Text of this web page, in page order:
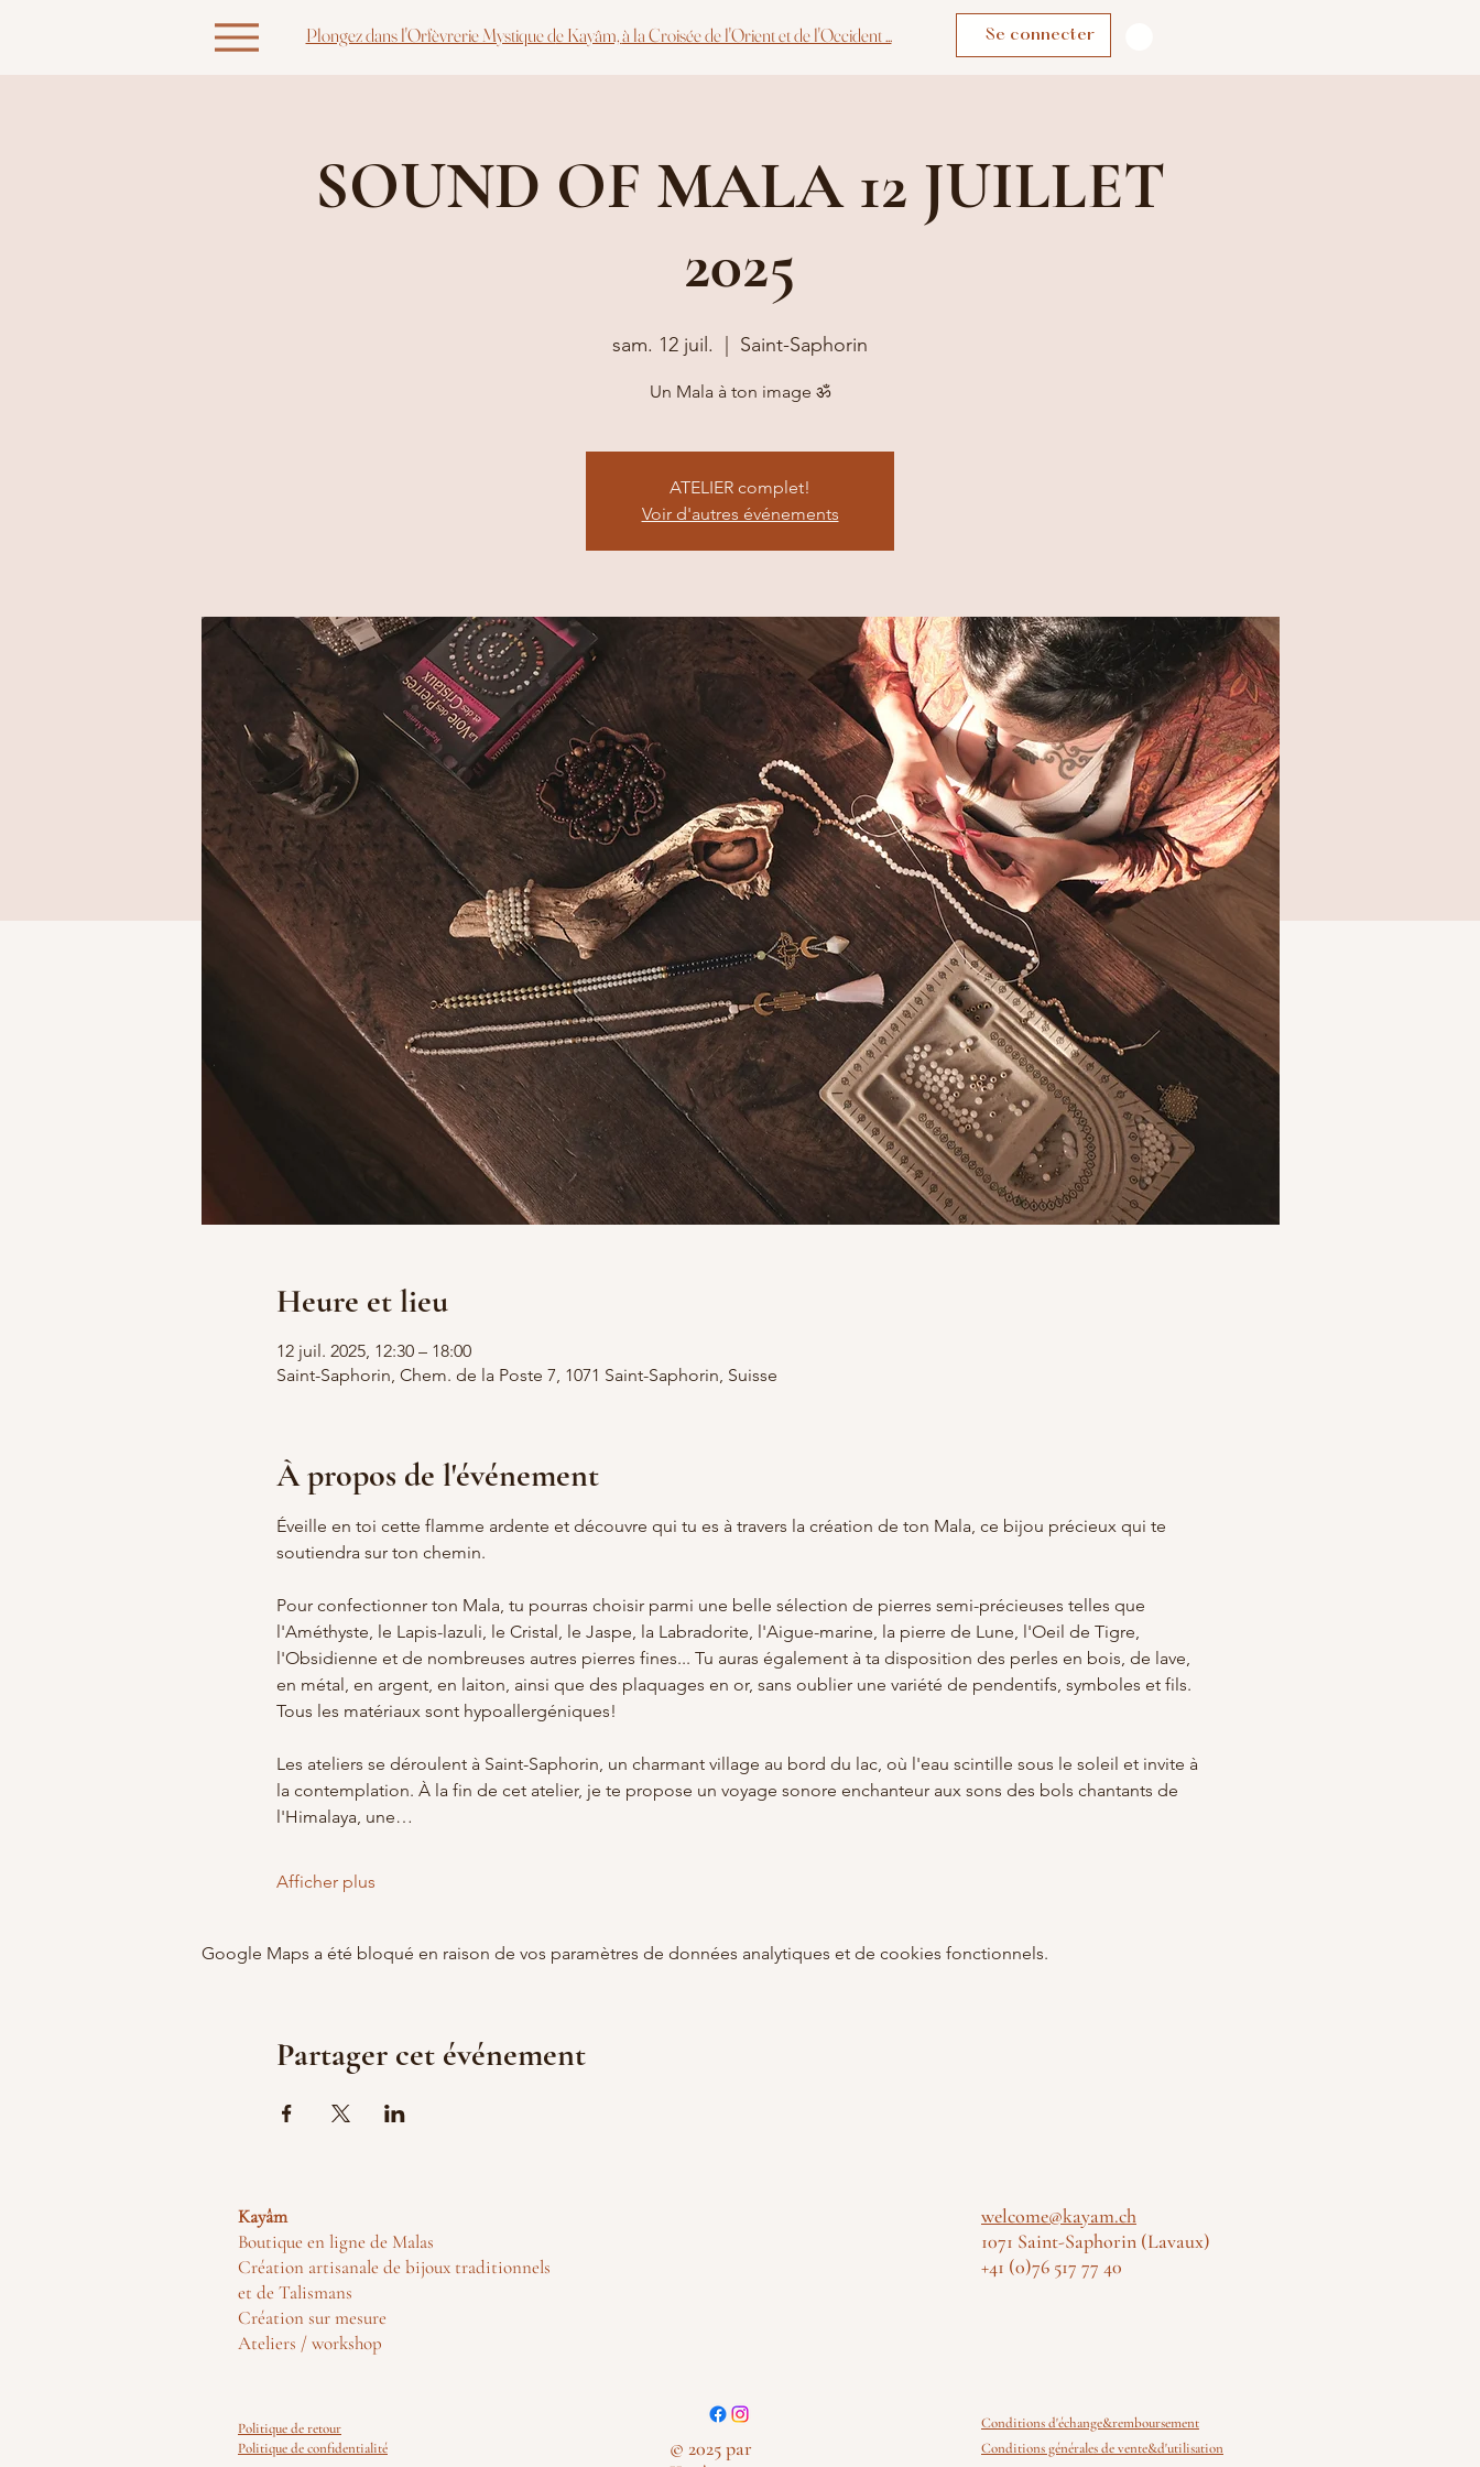
Plongez dans l'Orfèvrerie Mystique de Kayâm,à la Croisée de l'Orient et de l'Occident ... Se connecter
SOUND OF MALA 12 JUILLET
2025
sam. 12 juil. Saint-Saphorin
Un Mala à ton image ॐ
ATELIER complet!
Voir d'autres événements
Heure et lieu
12 juil. 2025, 12:30 – 18:00
Saint-Saphorin, Chem. de la Poste 7, 1071 Saint-Saphorin, Suisse
À propos de l'événement
Éveille en toi cette flamme ardente et découvre qui tu es à travers la création de ton Mala, ce bijou précieux qui te
soutiendra sur ton chemin.
Pour confectionner ton Mala, tu pourras choisir parmi une belle sélection de pierres semi-précieuses telles que
l'Améthyste, le Lapis-lazuli, le Cristal, le Jaspe, la Labradorite, l'Aigue-marine, la pierre de Lune, l'Oeil de Tigre,
l'Obsidienne et de nombreuses autres pierres fines... Tu auras également à ta disposition des perles en bois, de lave,
en métal, en argent, en laiton, ainsi que des plaquages en or, sans oublier une variété de pendentifs, symboles et fils.
Tous les matériaux sont hypoallergéniques!
Les ateliers se déroulent à Saint-Saphorin, un charmant village au bord du lac, où l'eau scintille sous le soleil et invite à
la contemplation. À la fin de cet atelier, je te propose un voyage sonore enchanteur aux sons des bols chantants de
l'Himalaya, une…
Afficher plus
Google Maps a été bloqué en raison de vos paramètres de données analytiques et de cookies fonctionnels.
Partager cet événement
Kayâm
Boutique en ligne de Malas
Création artisanale de bijoux traditionnels
et de Talismans
Création sur mesure
Ateliers / workshop
Politique de retour
Politique de confidentialité
© 2025 par
welcome@kayam.ch
1071 Saint-Saphorin (Lavaux)
+41 (0)76 517 77 40
Conditions d'échange&remboursement
Conditions générales de vente&d'utilisation